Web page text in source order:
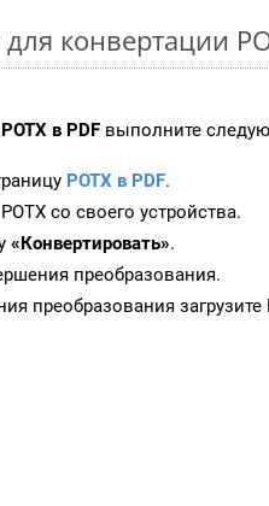
конвертации
POTX в PDF выполните
POTX в PDF.
со своего устройства.
«Конвертировать».
преобразования.
преобразования